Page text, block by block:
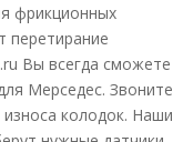
фрикционных
перетирание
Вы всегда сможете
Мерседес. Звоните
колодок. Наши